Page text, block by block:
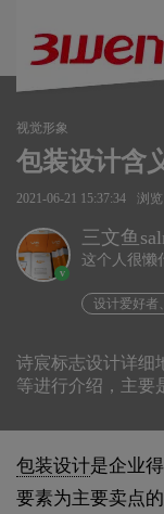
视觉形象
包装设计含
2021-06-21 15:37:34 浏览
v
三文鱼
这个人很懒
设计爱好者
诗宸标志设计详细
等进行介绍，主要
包装设计是企业
要素为主要卖点